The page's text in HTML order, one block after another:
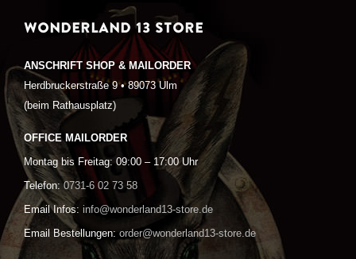
WONDERLAND 13 STORE
ANSCHRIFT SHOP & MAILORDER
Herdbruckerstraße 9 • 89073 Ulm
(beim Rathausplatz)
OFFICE MAILORDER
Montag bis Freitag: 09:00 – 17:00 Uhr
Telefon: 0731-6 02 73 58
Email Infos: info@wonderland13-store.de
Email Bestellungen: order@wonderland13-store.de